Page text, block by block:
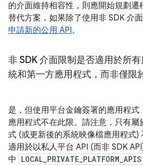
的介面維持相容性，則應開始規劃遷
替代方案，如果除了使用非 SDK 介
申請新的公用 API。
非 SDK 介面限制是否適用於所
統和第一方應用程式，而非僅限
是，但使用平台金鑰簽署的應用程
應用程式不在此限。請注意，只有
式 (或更新後的系統映像檔應用程式)
適用於以私人平台 API (而非 SDK
中